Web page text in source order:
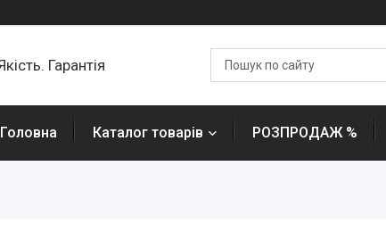
Гарантія
Головна Каталог товарів РОЗПРОДАЖ %